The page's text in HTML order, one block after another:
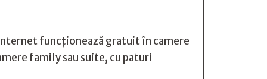
funcționează gratuit în camere
family sau suite, cu paturi